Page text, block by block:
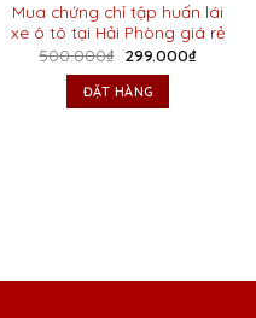
Mua chứng chỉ tập huấn lái
xe ô tô tại Hải Phòng giá rẻ
500.000₫ Giá
là:
500.000₫.
299.000₫Giá
ĐẶT HÀNG